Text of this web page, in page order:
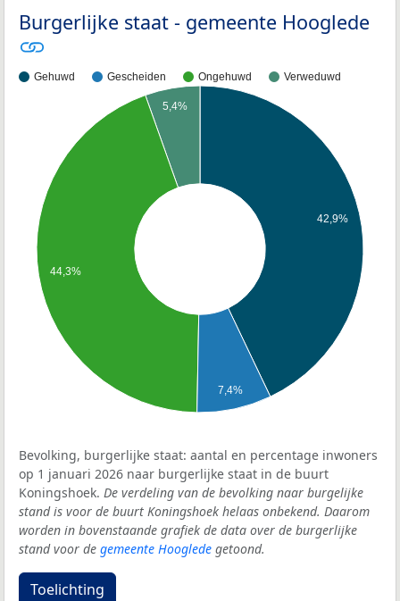
Burgerlijke staat - gemeente Hooglede
Gehuwd Gescheiden Ongehuwd Verweduwd
42,9%
5,4%
44,3%
7,4%
Bevolking, burgerlijke staat: aantal en percentage inwoners
op 1 januari 2026 naar burgerlijke staat in de buurt
Koningshoek. De verdeling van de bevolking naar burgelijke
stand is voor de buurt Koningshoek helaas onbekend. Daarom
worden in bovenstaande grafiek de data over de burgerlijke
stand voor de gemeente Hooglede getoond.
Toelichting